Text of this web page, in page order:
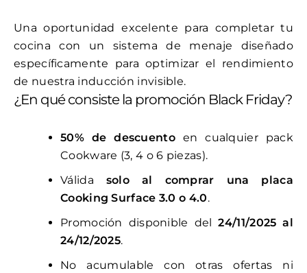
Una oportunidad excelente para completar tu
cocina con un sistema de menaje diseñado
específicamente para optimizar el rendimiento
de nuestra inducción invisible.
¿En qué consiste la promoción Black Friday?
50% de descuentoen cualquier pack
Cookware (3, 4 o 6 piezas).
Válida solo al comprar una placa
Cooking Surface 3.0 o 4.0.
Promoción disponible del24/11/2025 al
24/12/2025.
No acumulable con otras ofertas ni